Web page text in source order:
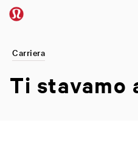
Carriera
Ti stavamo